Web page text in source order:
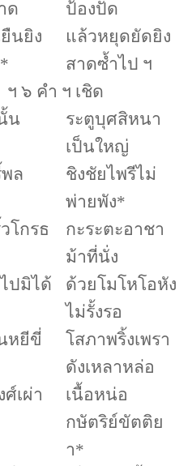
ด
ป้องปัด
นยิง
*
แล้วหยุดยัดยิง
สาดซ้ำไป ฯ
ฯ ๖ คำ ฯ เชิด
น
ระตูบุศสิหนา
เป็นใหญ่
ล
ชิงชัยไพรีไม่
พ่ายพัง*
โกรธ
กะระตะอาชา
ม้าที่นั่ง
ปมิได้
ด้วยโมโหโอหัง
ไม่รั้งรอ
หยีขี่
โสภาพริ้งเพรา
ดังเหลาหล่อ
เผ่า
เนื้อหน่อ
กษัตริย์ขัตติย
า*